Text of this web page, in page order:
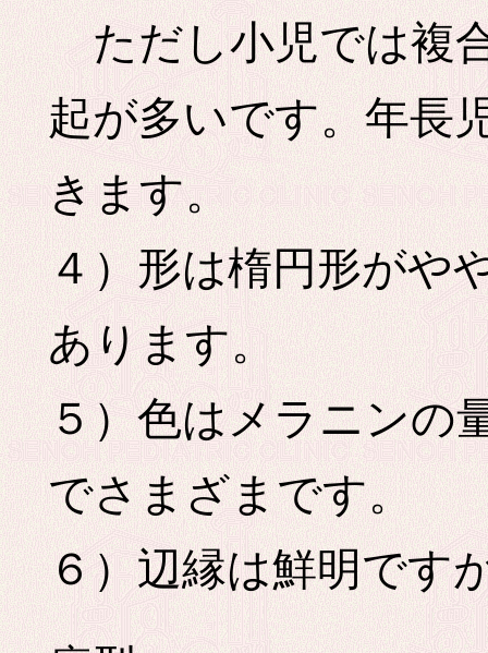
ただし小児では複
起が多いです。年長
きます。
４）形は楕円形がや
あります。
５）色はメラニンの
でさまざまです。
６）辺縁は鮮明です